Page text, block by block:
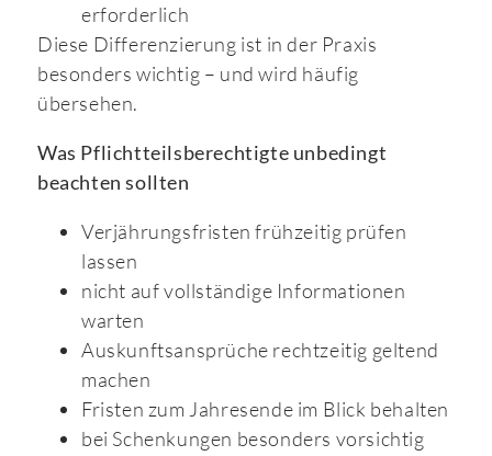
erforderlich
Diese Differenzierung ist in der Praxis
besonders wichtig – und wird häufig
übersehen.
Was Pflichtteilsberechtigte unbedingt
beachten sollten
Verjährungsfristen frühzeitig prüfen
lassen
nicht auf vollständige Informationen
warten
Auskunftsansprüche rechtzeitig geltend
machen
Fristen zum Jahresende im Blick behalten
bei Schenkungen besonders vorsichtig